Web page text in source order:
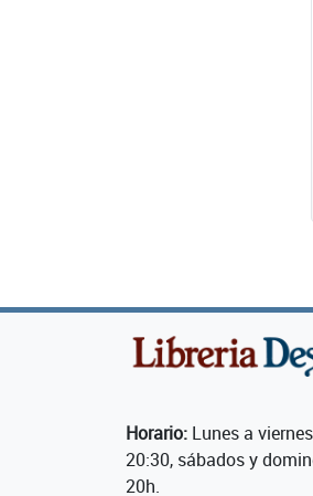
Horario: Lunes a
20:30, sábados y
20h.